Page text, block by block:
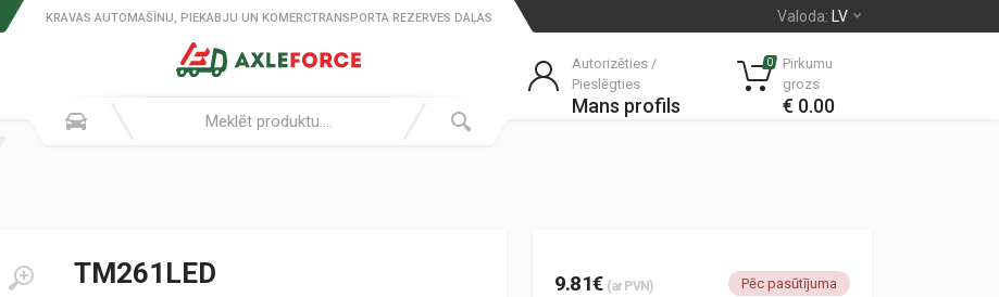
Valoda: LV
KRAVAS AUTOMAŠĪNU, PIEKABJU UN KOMERCTRANSPORTA REZERVES DAĻAS
Autorizēties /
Pieslēgties
Mans profils
0
Pirkumu
grozs
€ 0.00
TM261LED 9.81€ (ar PVN) Pēc pasūtījuma